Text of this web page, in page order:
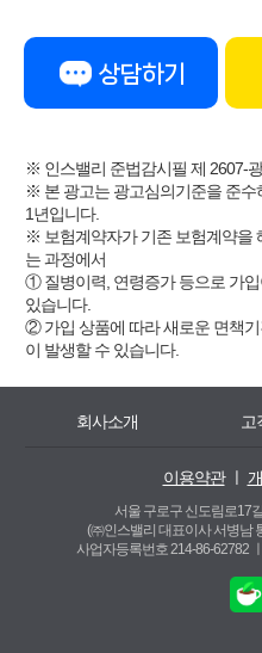
상담하기
※ 인스밸리 준법감시필 제 2607-
※ 본 광고는 광고심의기준을 준수
1년입니다.
※ 보험계약자가 기존 보험계약을
는 과정에서
① 질병이력, 연령증가 등으로 가
있습니다.
② 가입 상품에 따라 새로운 면책
이 발생할 수 있습니다.
회사소개 고
이용약관ㅣ
서울 구로구 신도림로17
(㈜인스밸리 대표이사 서병남
사업자등록번호 214-86-62782 ㅣ